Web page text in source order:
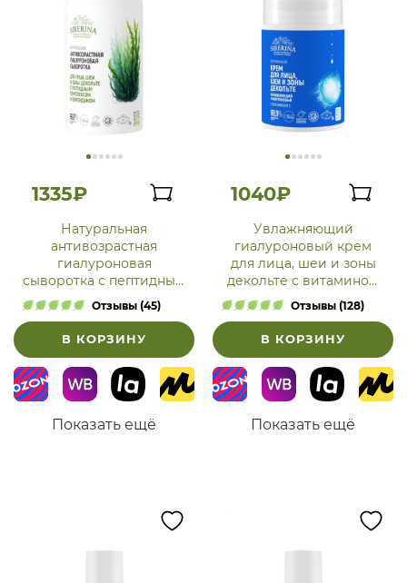
1335₽
Натуральная
антивозрастная
гиалуроновая
сыворотка с пептидным
комплексом и
фукоиданом для лица,
шеи и зоны декольте
Отзывы (45)
В КОРЗИНУ
Показать ещё
1040₽
Увлажняющий
гиалуроновый крем
для лица, шеи и зоны
декольте с витамином
Отзывы (128)
В КОРЗИНУ
Показать ещё